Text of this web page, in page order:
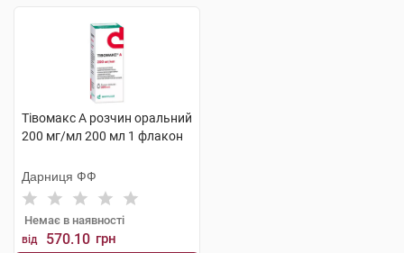
Тівомакс А розчин оральний
200 мг/мл 200 мл 1 флакон
Дарниця ФФ
Немає в наявності
від 570.10 грн